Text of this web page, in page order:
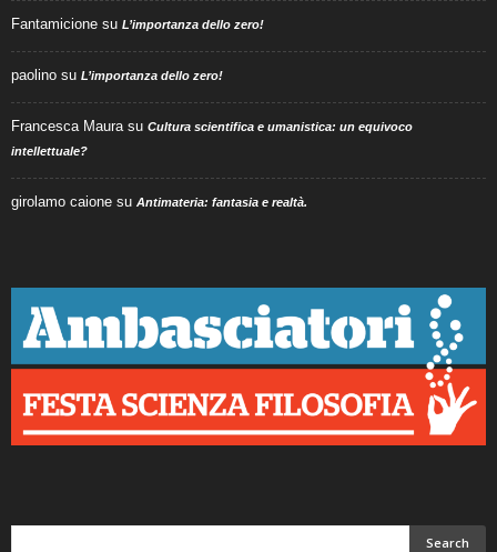
Fantamicione su L’importanza dello zero!
paolino su L’importanza dello zero!
Francesca Maura su Cultura scientifica e umanistica: un equivoco
intellettuale?
girolamo caione su Antimateria: fantasia e realtà.